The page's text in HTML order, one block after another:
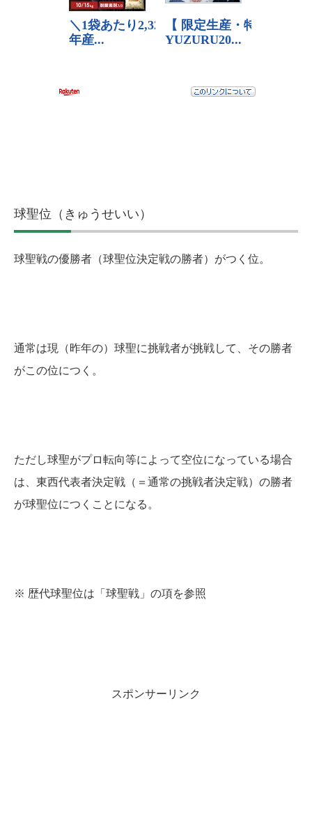
球聖位（きゅうせいい）
球聖戦の優勝者（球聖位決定戦の勝者）がつく位。
通常は現（昨年の）球聖に挑戦者が挑戦して、その勝者
がこの位につく。
ただし球聖がプロ転向等によって空位になっている場合
は、東西代表者決定戦（＝通常の挑戦者決定戦）の勝者
が球聖位につくことになる。
※ 歴代球聖位は「球聖戦」の項を参照
スポンサーリンク